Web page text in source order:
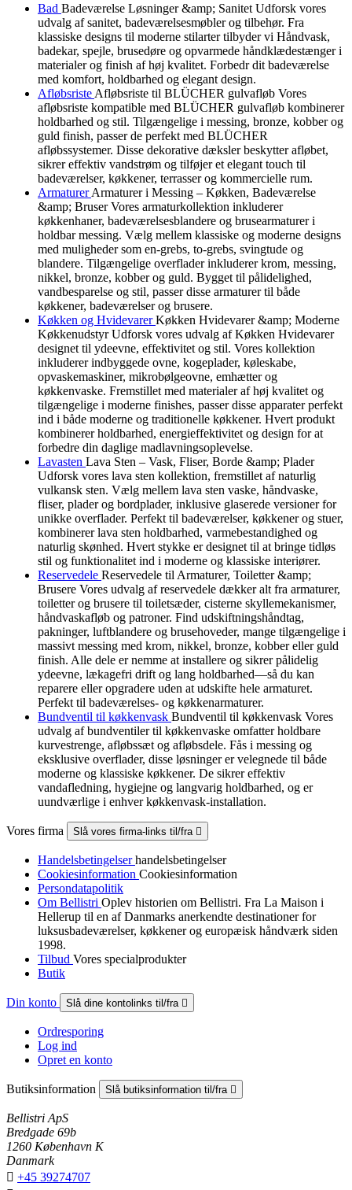
Bad Badeværelse Løsninger &amp; Sanitet Udforsk vores
udvalg af sanitet, badeværelsesmøbler og tilbehør. Fra
klassiske designs til moderne stilarter tilbyder vi Håndvask,
badekar, spejle, brusedøre og opvarmede håndklædestænger i
materialer og finish af høj kvalitet. Forbedr dit badeværelse
med komfort, holdbarhed og elegant design.
Afløbsriste Afløbsriste til BLÜCHER gulvafløb Vores
afløbsriste kompatible med BLÜCHER gulvafløb kombinerer
holdbarhed og stil. Tilgængelige i messing, bronze, kobber og
guld finish, passer de perfekt med BLÜCHER
afløbssystemer. Disse dekorative dæksler beskytter afløbet,
sikrer effektiv vandstrøm og tilføjer et elegant touch til
badeværelser, køkkener, terrasser og kommercielle rum.
ArmaturerArmaturer i Messing – Køkken, Badeværelse
&amp; Bruser Vores armaturkollektion inkluderer
køkkenhaner, badeværelsesblandere og brusearmaturer i
holdbar messing. Vælg mellem klassiske og moderne designs
med muligheder som en-grebs, to-grebs, svingtude og
blandere. Tilgængelige overflader inkluderer krom, messing,
nikkel, bronze, kobber og guld. Bygget til pålidelighed,
vandbesparelse og stil, passer disse armaturer til både
køkkener, badeværelser og brusere.
Køkken og HvidevarerKøkken Hvidevarer &amp; Moderne
Køkkenudstyr Udforsk vores udvalg af Køkken Hvidevarer
designet til ydeevne, effektivitet og stil. Vores kollektion
inkluderer indbyggede ovne, kogeplader, køleskabe,
opvaskemaskiner, mikrobølgeovne, emhætter og
køkkenvaske. Fremstillet med materialer af høj kvalitet og
tilgængelige i moderne finishes, passer disse apparater perfekt
ind i både moderne og traditionelle køkkener. Hvert produkt
kombinerer holdbarhed, energieffektivitet og design for at
forbedre din daglige madlavningsoplevelse.
Lavasten Lava Sten – Vask, Fliser, Borde &amp; Plader
Udforsk vores lava sten kollektion, fremstillet af naturlig
vulkansk sten. Vælg mellem lava sten vaske, håndvaske,
fliser, plader og bordplader, inklusive glaserede versioner for
unikke overflader. Perfekt til badeværelser, køkkener og stuer,
kombinerer lava sten holdbarhed, varmebestandighed og
naturlig skønhed. Hvert stykke er designet til at bringe tidløs
stil og funktionalitet ind i moderne og klassiske interiører.
Reservedele Reservedele til Armaturer, Toiletter &amp;
Brusere Vores udvalg af reservedele dækker alt fra armaturer,
toiletter og brusere til toiletsæder, cisterne skyllemekanismer,
håndvaskafløb og patroner. Find udskiftningshåndtag,
pakninger, luftblandere og brusehoveder, mange tilgængelige i
massivt messing med krom, nikkel, bronze, kobber eller guld
finish. Alle dele er nemme at installere og sikrer pålidelig
ydeevne, lækagefri drift og lang holdbarhed—så du kan
reparere eller opgradere uden at udskifte hele armaturet.
Perfekt til badeværelses- og køkkenarmaturer.
Bundventil til køkkenvask Bundventil til køkkenvask Vores
udvalg af bundventiler til køkkenvaske omfatter holdbare
kurvestrenge, afløbssæt og afløbsdele. Fås i messing og
eksklusive overflader, disse løsninger er velegnede til både
moderne og klassiske køkkener. De sikrer effektiv
vandafledning, hygiejne og langvarig holdbarhed, og er
uundværlige i enhver køkkenvask-installation.
Vores firma Slå vores firma-links til/fra 
Handelsbetingelserhandelsbetingelser
Cookiesinformation Cookiesinformation
Persondatapolitik
Om Bellistri Oplev historien om Bellistri. Fra La Maison i
Hellerup til en af Danmarks anerkendte destinationer for
luksus­badeværelser, køkkener og europæisk håndværk siden
1998.
Tilbud Vores specialprodukter
Butik
Din konto Slå dine kontolinks til/fra 
Ordresporing
Log ind
Opret en konto
Butiksinformation Slå butiksinformation til/fra 
Bellistri ApS
Bredgade 69b
1260 København K
Danmark
 +45 39274707